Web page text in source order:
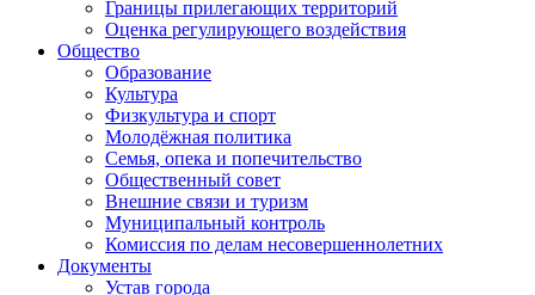
Границы прилегающих территорий
Оценка регулирующего воздействия
Общество
Образование
Культура
Физкультура и спорт
Молодёжная политика
Семья, опека и попечительство
Общественный совет
Внешние связи и туризм
Муниципальный контроль
Комиссия по делам несовершеннолетних
Документы
Устав города